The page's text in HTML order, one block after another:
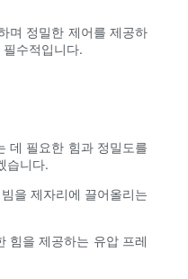
며 정밀한 제어를 제공하
수적입니다.
데 필요한 힘과 정밀도를
습니다.
을 제자리에 끌어올리는
힘을 제공하는 유압 프레